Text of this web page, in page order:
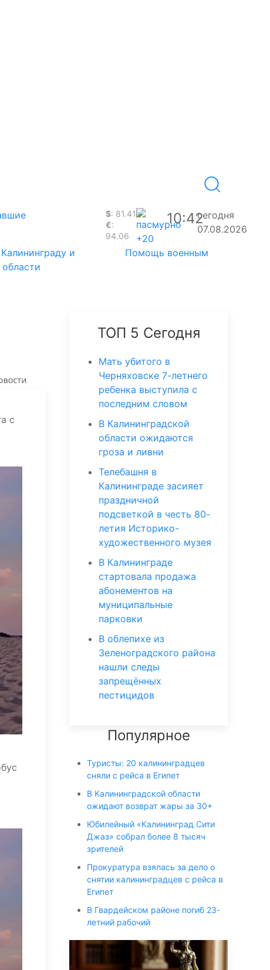
$: 81.41
€:
94.06
+20
10:42сегодня
07.08.2026
и
области
Помощь военным
с
ТОП 5 Сегодня
Мать убитого в
Черняховске 7-летнего
ребенка выступила с
последним словом
В Калининградской
области ожидаются
гроза и ливни
Телебашня в
Калининграде засияет
праздничной
подсветкой в честь 80-
летия Историко-
художественного музея
В Калининграде
стартовала продажа
абонементов на
муниципальные
парковки
В облепихе из
Зеленоградского района
нашли следы
запрещённых
пестицидов
Популярное
Туристы: 20 калининградцев
сняли с рейса в Египет
В Калининградской области
ожидают возврат жары за 30+
Юбилейный «Калининград Сити
Джаз» собрал более 8 тысяч
зрителей
Прокуратура взялась за дело о
снятии калининградцев с рейса в
Египет
В Гвардейском районе погиб 23-
летний рабочий